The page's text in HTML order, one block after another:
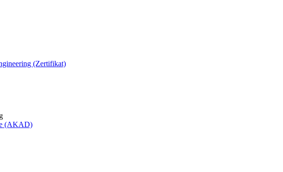
(Zertifikat)
(AKAD)